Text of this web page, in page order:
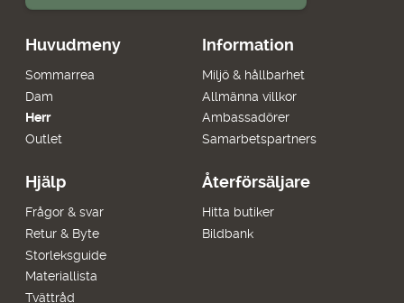
Huvudmeny
Sommarrea
Dam
Herr
Outlet
Information
Miljö & hållbarhet
Allmänna villkor
Ambassadörer
Samarbetspartners
Hjälp
Frågor & svar
Retur & Byte
Storleksguide
Materiallista
Tvättråd
Återförsäljare
Hitta butiker
Bildbank